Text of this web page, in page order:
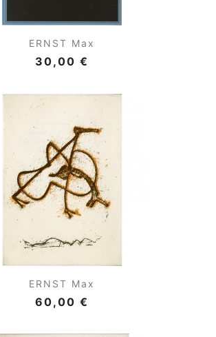
ERNST Max
30,00 €
ERNST Max
60,00 €